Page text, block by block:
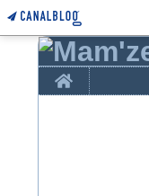
Home